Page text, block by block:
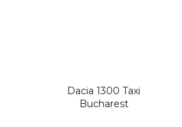
Dacia 1300 Taxi
Bucharest